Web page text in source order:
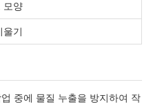
모양
울기
중에 물질 누출을 방지하여 작